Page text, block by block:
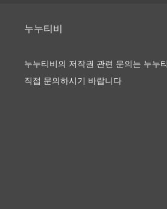
​누누티비
누누티비의 저작권 관련 문의는 누누
직접 문의하시기 바랍니다